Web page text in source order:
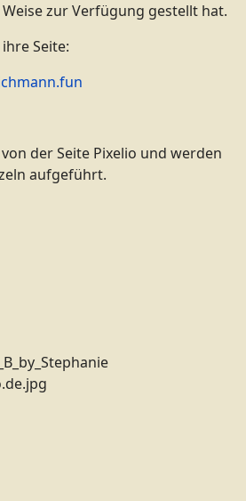
zur Verfügung gestellt hat.
Seite:
der Seite Pixelio und werden
aufgeführt.